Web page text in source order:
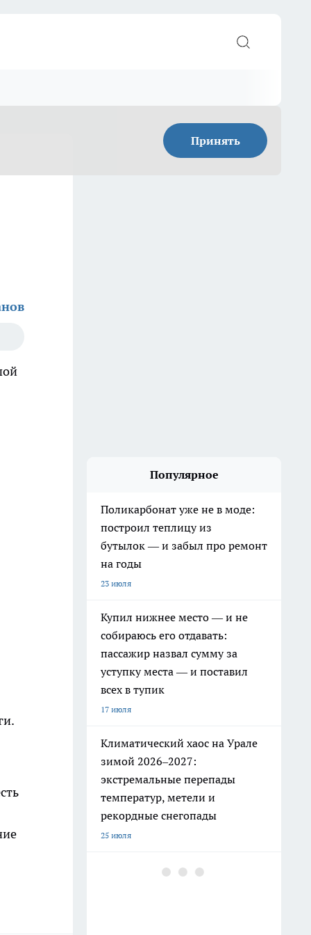
Принять
Популярное
Поликарбонат уже не в моде:
построил теплицу из
бутылок — и забыл про ремонт
на годы
23 июля
Купил нижнее место — и не
собираюсь его отдавать:
пассажир назвал сумму за
уступку места — и поставил
всех в тупик
17 июля
Климатический хаос на Урале
зимой 2026–2027:
экстремальные перепады
температур, метели и
рекордные снегопады
25 июля
РЖД ужесточили правила: эти